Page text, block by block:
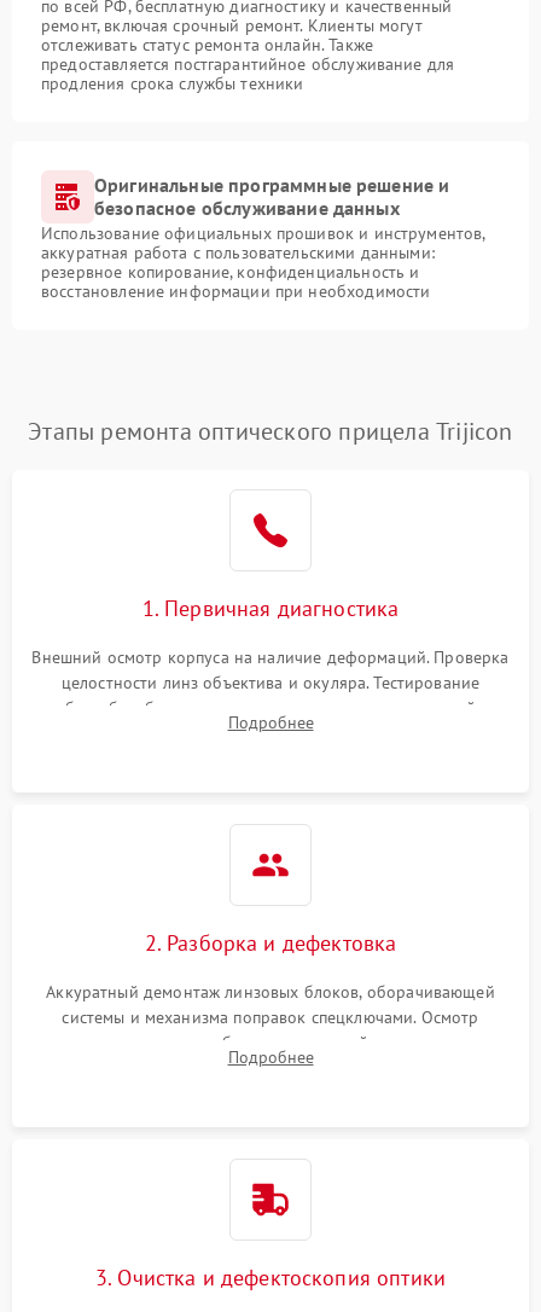
по всей РФ, бесплатную диагностику и качественный
ремонт, включая срочный ремонт. Клиенты могут
отслеживать статус ремонта онлайн. Также
предоставляется постгарантийное обслуживание для
продления срока службы техники
Оригинальные программные решение и
безопасное обслуживание данных
Использование официальных прошивок и инструментов,
аккуратная работа с пользовательскими данными:
резервное копирование, конфиденциальность и
восстановление информации при необходимости
Этапы ремонта оптического прицела Trijicon
1. Первичная диагностика
Внешний осмотр корпуса на наличие деформаций. Проверка
целостности линз объектива и окуляра. Тестирование
работы барабанчиков ввода поправок, кольца отстройки
параллакса и зума. Выявление сколов, внутренних
Подробнее
2. Разборка и дефектовка
Аккуратный демонтаж линзовых блоков, оборачивающей
системы и механизма поправок спецключами. Осмотр
внутренних резьбовых соединений, пружин и
уплотнительных колец. Поиск причин люфта, смещения
Подробнее
3. Очистка и дефектоскопия оптики